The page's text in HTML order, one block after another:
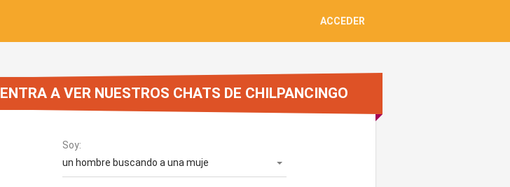
ACCEDER
ENTRA A VER NUESTROS CHATS DE CHILPANCINGO
Soy:
un hombre buscando a una muje